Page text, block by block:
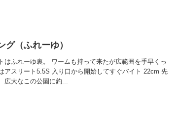
（ふれーゆ）
はふれーゆ裏。 ワームも持って来たが広範囲を手早くっ
アスリート5.5S 入り口から開始してすぐバイト 22cm 先
広大なこの公園に釣...